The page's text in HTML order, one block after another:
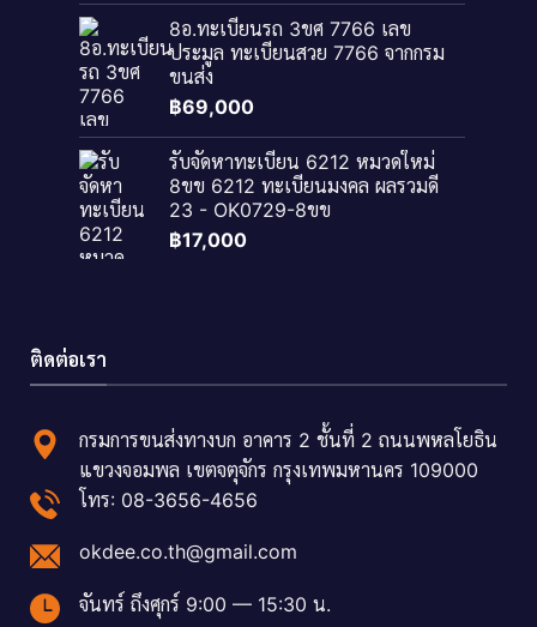
8อ.ทะเบียนรถ 3ขศ 7766 เลข
ประมูล ทะเบียนสวย 7766 จากกรม
ขนส่ง
฿69,000
รับจัดหาทะเบียน 6212 หมวดใหม่
8ขข 6212 ทะเบียนมงคล ผลรวมดี
23 - OK0729-8ขข
฿17,000
ติดต่อเรา
กรมการขนส่งทางบก อาคาร 2 ชั้นที่ 2 ถนนพหลโยธิน
แขวงจอมพล เขตจตุจักร กรุงเทพมหานคร 109000
โทร: 08-3656-4656
okdee.co.th@gmail.com
จันทร์ ถึงศุกร์ 9:00 — 15:30 น.